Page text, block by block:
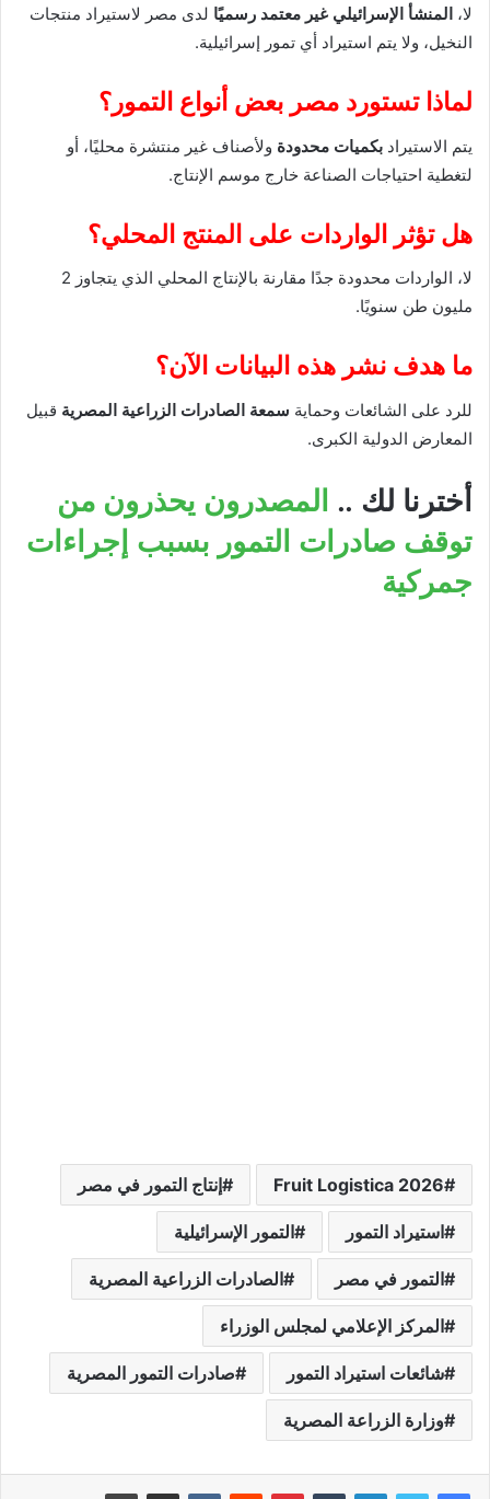
لا، المنشأ الإسرائيلي غير معتمد رسميًا لدى مصر لاستيراد منتجات
النخيل، ولا يتم استيراد أي تمور إسرائيلية.
لماذا تستورد مصر بعض أنواع التمور؟
يتم الاستيراد بكميات محدودة ولأصناف غير منتشرة محليًا، أو
لتغطية احتياجات الصناعة خارج موسم الإنتاج.
هل تؤثر الواردات على المنتج المحلي؟
لا، الواردات محدودة جدًا مقارنة بالإنتاج المحلي الذي يتجاوز 2
مليون طن سنويًا.
ما هدف نشر هذه البيانات الآن؟
للرد على الشائعات وحماية سمعة الصادرات الزراعية المصرية قبيل
المعارض الدولية الكبرى.
أخترنا لك .. المصدرون يحذرون من
توقف صادرات التمور بسبب إجراءات
جمركية
Fruit Logistica 2026 إنتاج التمور في مصر
استيراد التمور التمور الإسرائيلية
التمور في مصر الصادرات الزراعية المصرية
المركز الإعلامي لمجلس الوزراء
شائعات استيراد التمور صادرات التمور المصرية
وزارة الزراعة المصرية